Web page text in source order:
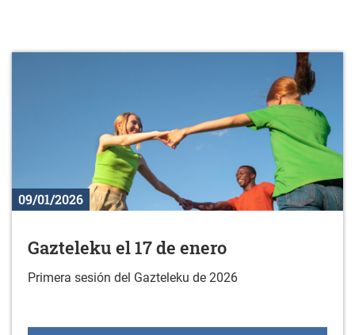
09/01/2026
Gazteleku el 17 de enero
Primera sesión del Gazteleku de 2026